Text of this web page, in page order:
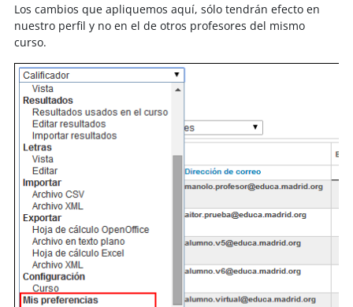
Los cambios que apliquemos aquí, sólo tendrán efecto en
nuestro perfil y no en el de otros profesores del mismo
curso.